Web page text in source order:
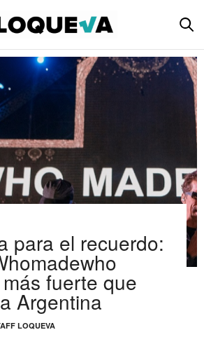
para el recuerdo:
fuerte que
Argentina
LOQUEVA